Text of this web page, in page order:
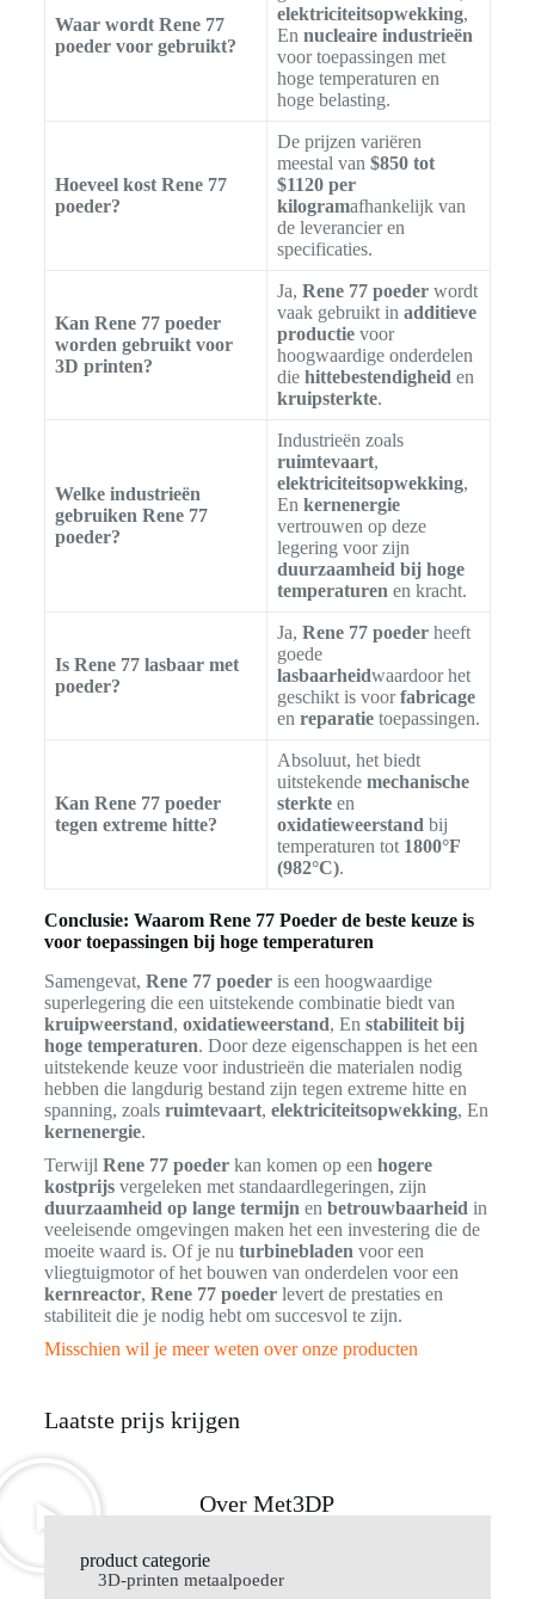
Waar wordt Rene 77
poeder voor gebruikt?
elektriciteitsopwekking,
En nucleaire industrieën
voor toepassingen met
hoge temperaturen en
hoge belasting.
Hoeveel kost Rene 77
poeder?
De prijzen variëren
meestal van $850 tot
$1120 per
kilogramafhankelijk van
de leverancier en
specificaties.
Kan Rene 77 poeder
worden gebruikt voor
3D printen?
Ja, Rene 77 poederwordt
vaak gebruikt in additieve
productievoor
hoogwaardige onderdelen
die hittebestendigheid en
kruipsterkte.
Welke industrieën
gebruiken Rene 77
poeder?
Industrieën zoals
ruimtevaart,
elektriciteitsopwekking,
En kernenergie
vertrouwen op deze
legering voor zijn
duurzaamheid bij hoge
temperaturen en kracht.
Is Rene 77 lasbaar met
poeder?
Ja, Rene 77 poederheeft
goede
lasbaarheidwaardoor het
geschikt is voorfabricage
en reparatietoepassingen.
Kan Rene 77 poeder
tegen extreme hitte?
Absoluut, het biedt
uitstekende mechanische
sterkteen
oxidatieweerstand bij
temperaturen tot 1800°F
(982°C).
Conclusie: Waarom Rene 77 Poeder de beste keuze is
voor toepassingen bij hoge temperaturen
Samengevat, Rene 77 poederis een hoogwaardige
superlegering die een uitstekende combinatie biedt van
kruipweerstand, oxidatieweerstand, En stabiliteit bij
hoge temperaturen. Door deze eigenschappen is het een
uitstekende keuze voor industrieën die materialen nodig
hebben die langdurig bestand zijn tegen extreme hitte en
spanning, zoals ruimtevaart, elektriciteitsopwekking, En
kernenergie.
Terwijl Rene 77 poederkan komen op een hogere
kostprijsvergeleken met standaardlegeringen, zijn
duurzaamheid op lange termijn en betrouwbaarheid in
veeleisende omgevingen maken het een investering die de
moeite waard is. Of je nu turbinebladen voor een
vliegtuigmotor of het bouwen van onderdelen voor een
kernreactor, Rene 77 poederlevert de prestaties en
stabiliteit die je nodig hebt om succesvol te zijn.
Misschien wil je meer weten over onze producten
Laatste prijs krijgen
Over Met3DP
product categorie
3D-printen metaalpoeder